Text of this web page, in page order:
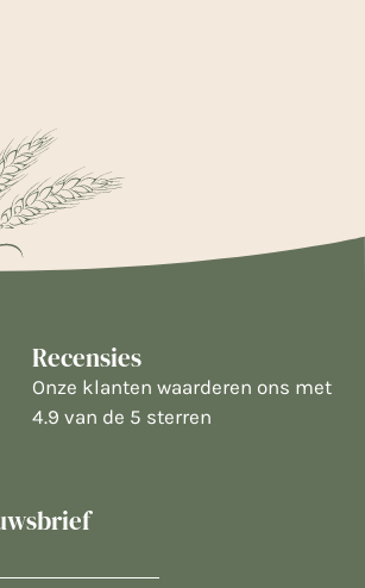
Recensies
Onze klanten waarderen ons met
4.9 van de 5 sterren